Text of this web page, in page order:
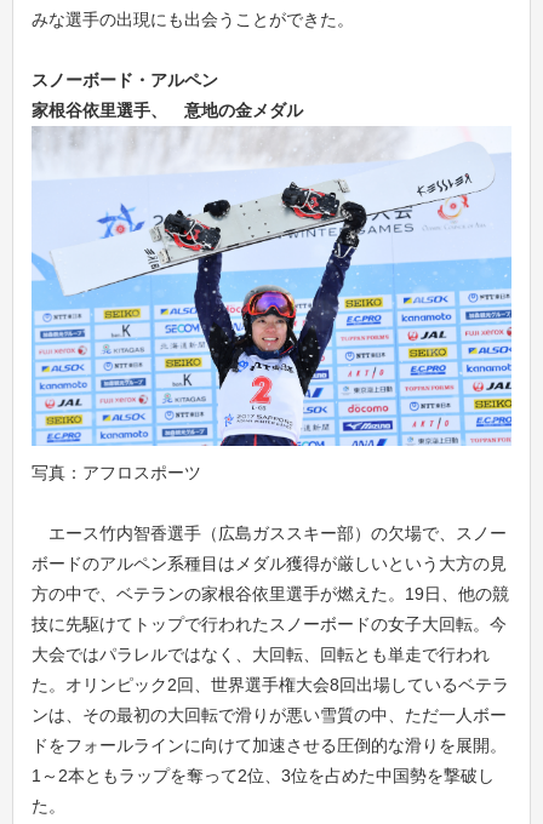
みな選手の出現にも出会うことができた。
スノーボード・アルペン
家根谷依里選手、
意地の金メダル
写真：アフロスポーツ
エース竹内智香選手（広島ガススキー部）の欠場で、スノー
ボードのアルペン系種目はメダル獲得が厳しいという大方の見
方の中で、ベテランの家根谷依里選手が燃えた。19日、他の競
技に先駆けてトップで行われたスノーボードの女子大回転。今
大会ではパラレルではなく、大回転、回転とも単走で行われ
た。オリンピック2回、世界選手権大会8回出場しているベテラ
ンは、その最初の大回転で滑りが悪い雪質の中、ただ一人ボー
ドをフォールラインに向けて加速させる圧倒的な滑りを展開。
1～2本ともラップを奪って2位、3位を占めた中国勢を撃破し
た。